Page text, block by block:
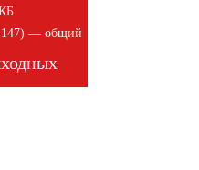
— общий